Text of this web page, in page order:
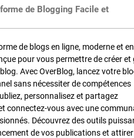
de Blogging Facile et
de blogs en ligne, moderne et en
pour vous permettre de créer et
Avec OverBlog, lancez votre
sans nécessiter de compétences
personnalisez et partagez
connectez-vous avec une
Découvrez des outils
de vos publications et